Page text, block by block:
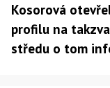
Kosorová
profilu na
středu o tom